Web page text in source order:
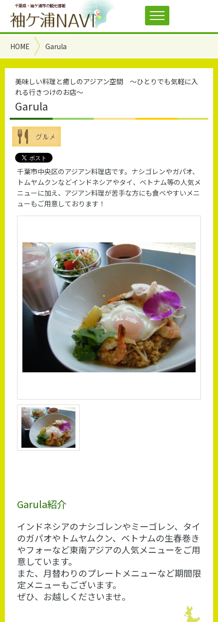
千葉県・袖ケ浦市の観光情報
HOME Garula
美味しい料理と癒しのアジアン空間 ～ひとりでも気軽に入
れる行きつけのお店～
Garula
千葉市中央区のアジアン料理店です。ナシゴレンやガパオ、
トムヤムクンなどインドネシアやタイ、ベトナム等の人気メ
ニューに加え、アジアン料理が苦手な方にも食べやすいメニ
ューもご用意しております！
Garula紹介
インドネシアのナシゴレンやミーゴレン、タイ
のガパオやトムヤムクン、ベトナムの生春巻き
やフォーなど東南アジアの人気メニューをご用
意しています。
また、月替わりのプレートメニューなど期間限
定メニューもございます。
ぜひ、お越しくださいませ。